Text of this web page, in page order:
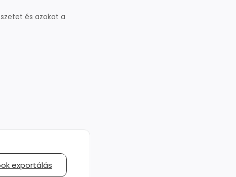
és azokat a
exportálás